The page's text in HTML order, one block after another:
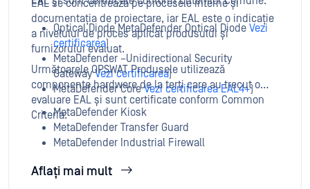
EAL se concentrează pe procesele interne și
documentația de proiectare, iar EAL este o indicație
a nivelului de proces aplicat produsului și
furnizorului evaluat.
Optical Diode MetaDefender Optical Diode Vezi
certificarea)
MetaDefender –Unidirectional Security
GatewayVezi certificarea)
MetaDefender CoreVezi certificarea EAL4+)
Următoarele OPSWAT Produsele utilizează
componente hardware de la terți care au trecut o
evaluare EAL și sunt certificate conform Common
Criteria:MetaDefender Kiosk
MetaDefender Transfer Guard
MetaDefender Industrial Firewall
Aflați mai mult